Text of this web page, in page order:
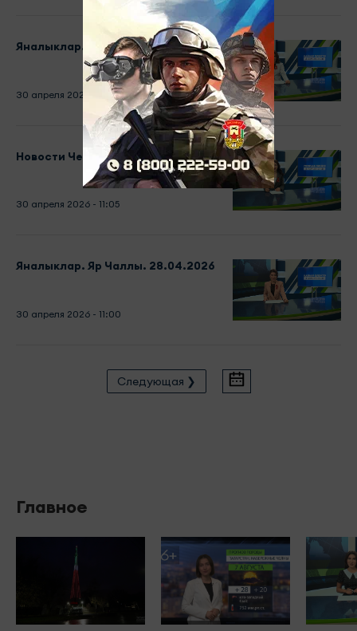
Яналыклар. Яр Чаллы. 29.04.2026
30 апреля 2026 - 11:05
Новости Челнов от 29.04.2026
30 апреля 2026 - 11:05
Яналыклар. Яр Чаллы. 28.04.2026
30 апреля 2026 - 11:00
Следующая ❯
Главное